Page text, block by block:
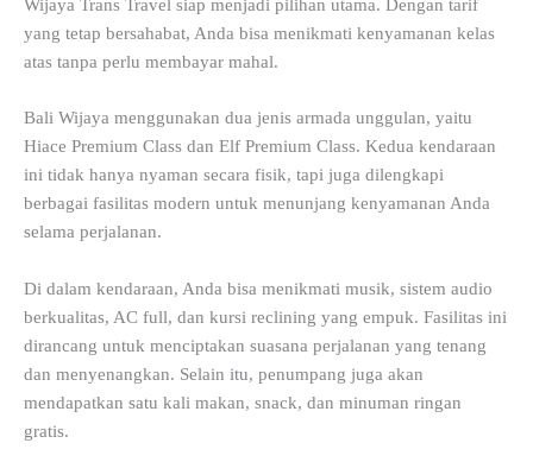
Wijaya Trans Travel siap menjadi pilihan utama. Dengan tarif
yang tetap bersahabat, Anda bisa menikmati kenyamanan kelas
atas tanpa perlu membayar mahal.
Bali Wijaya menggunakan dua jenis armada unggulan, yaitu
Hiace Premium Class dan Elf Premium Class. Kedua kendaraan
ini tidak hanya nyaman secara fisik, tapi juga dilengkapi
berbagai fasilitas modern untuk menunjang kenyamanan Anda
selama perjalanan.
Di dalam kendaraan, Anda bisa menikmati musik, sistem audio
berkualitas, AC full, dan kursi reclining yang empuk. Fasilitas ini
dirancang untuk menciptakan suasana perjalanan yang tenang
dan menyenangkan. Selain itu, penumpang juga akan
mendapatkan satu kali makan, snack, dan minuman ringan
gratis.